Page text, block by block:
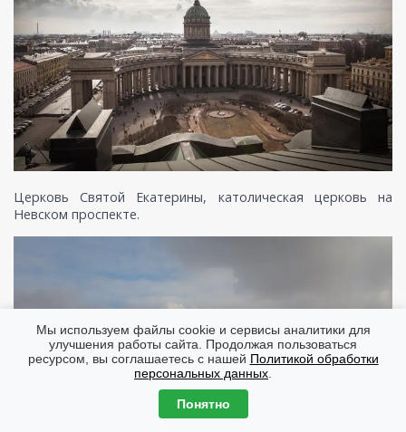
Церковь Святой Екатерины, католическая церковь на
Невском проспекте.
Мы используем файлы cookie и сервисы аналитики для
улучшения работы сайта. Продолжая пользоваться
ресурсом, вы соглашаетесь с нашей Политикой обработки
персональных данных
Понятно